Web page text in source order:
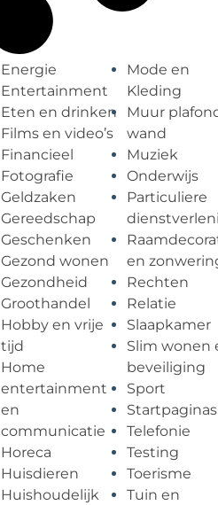
Energie
Entertainment
Eten en drinken
Films en video’s
Financieel
Fotografie
Geldzaken
Gereedschap
Geschenken
Gezond wonen
Gezondheid
Groothandel
Hobby en vrije
tijd
Home
entertainment
en
communicatie
Horeca
Huisdieren
Huishoudelijk
Mode en
Kleding
Muur
wand
Muziek
Onderwijs
Particuliere
en
Rechten
Relatie
Slaapkamer
Slim wonen
beveiliging
Sport
Startpaginas
Telefonie
Testing
Toerisme
Tuin en